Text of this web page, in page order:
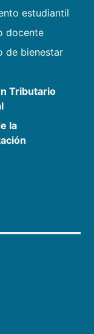
estudiantil
docente
de bienestar
Tributario
la